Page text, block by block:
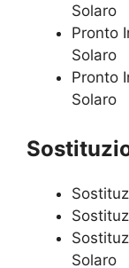
Solaro
Pronto
Solaro
Pronto
Solaro
Solaro